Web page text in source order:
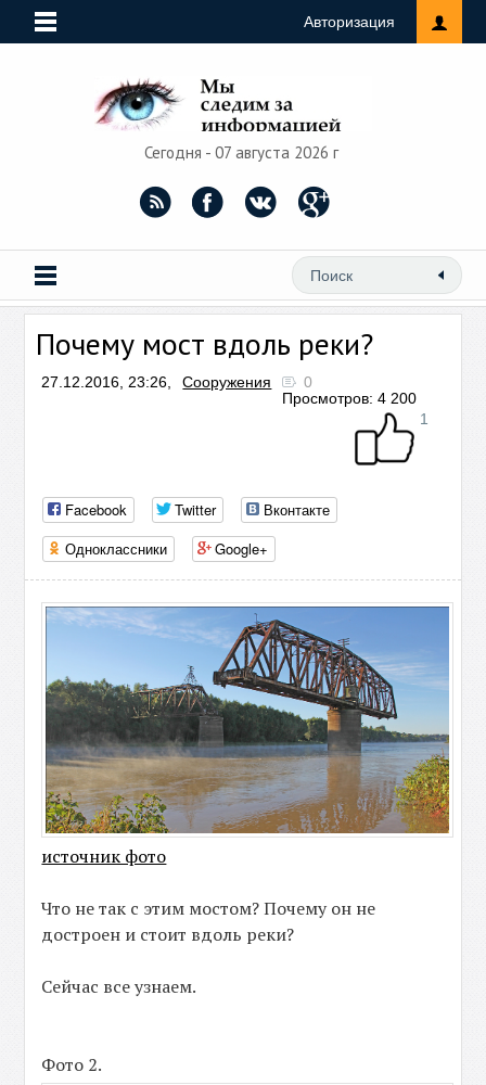
Авторизация
Сегодня - 07 августа 2026 г
Почему мост вдоль реки?
27.12.2016, 23:26, Сооружения
0
Просмотров: 4 200
1
Facebook Twitter
Вконтакте
Одноклассники
Google+
источник фото
Что не так с этим мостом? Почему он не
достроен и стоит вдоль реки?
Сейчас все узнаем.
Фото 2.